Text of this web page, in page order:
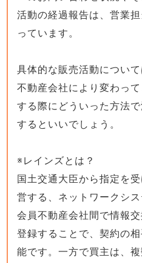
活動の経過報告は、営業
っています。
具体的な販売活動につい
不動産会社により変わっ
する際にどういった方法
するといいでしょう。
※レインズとは？
国土交通大臣から指定を
営する、ネットワークシ
会員不動産会社間で情報
登録することで、契約の
能です。一方で買主は、